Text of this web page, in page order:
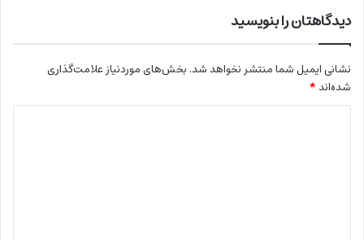
دیدگاهتان را بنویسید
نشانی ایمیل شما منتشر نخواهد شد. بخش‌های موردنیاز علامت‌گذاری
شده‌اند*